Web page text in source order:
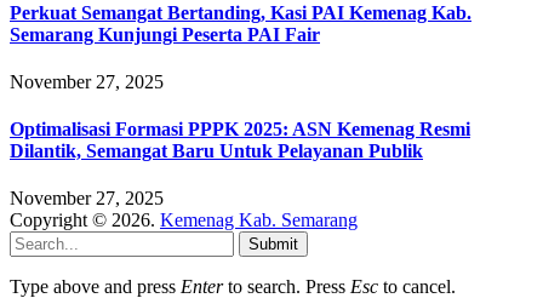
Perkuat Semangat Bertanding, Kasi PAI Kemenag Kab.
Semarang Kunjungi Peserta PAI Fair
November 27, 2025
Optimalisasi Formasi PPPK 2025: ASN Kemenag Resmi
Dilantik, Semangat Baru Untuk Pelayanan Publik
November 27, 2025
Copyright © 2026. Kemenag Kab. Semarang
Submit
Type above and press Enterto search. Press Esc to cancel.